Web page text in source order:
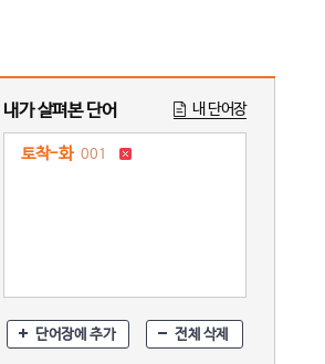
내가 살펴본 단어 내 단어장
토착-화 001
단어장에 추가 전체 삭제